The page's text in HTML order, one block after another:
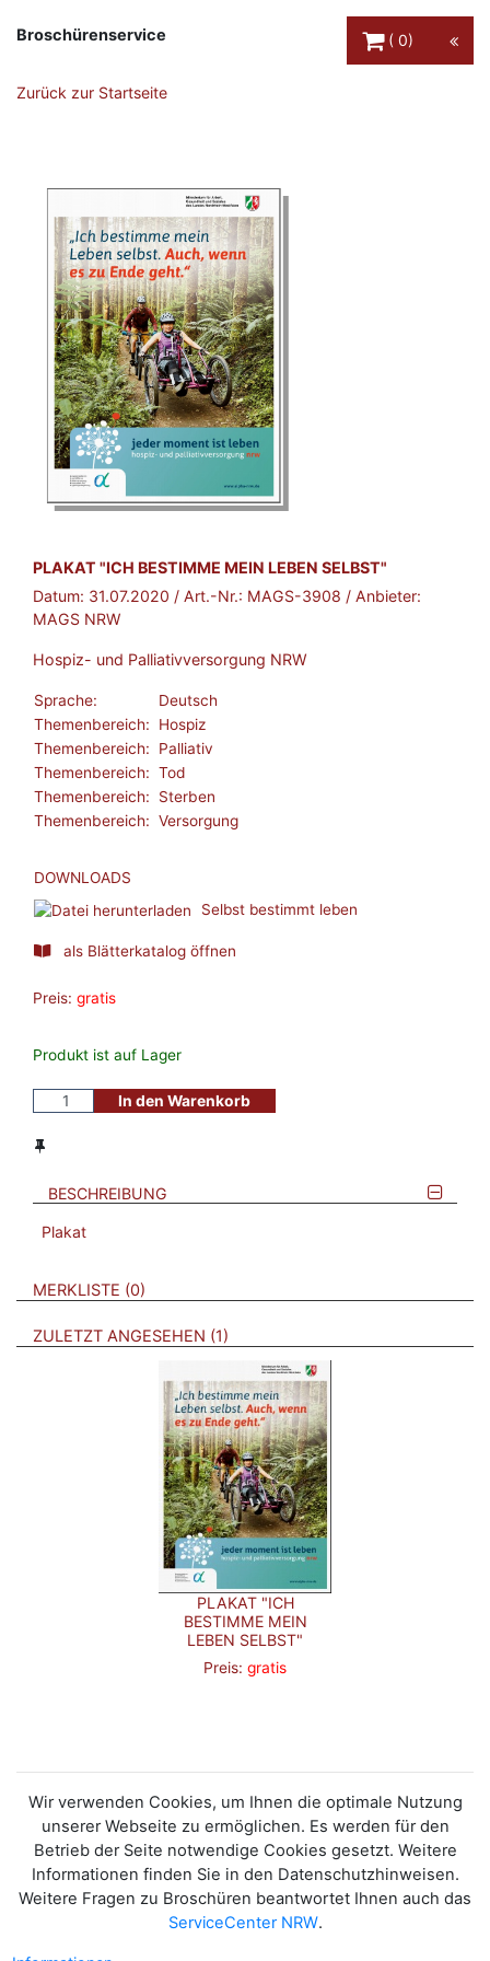
Broschürenservice
0
Zurück zur Startseite
BROSCHÜRE:
PLAKAT "ICH BESTIMME MEIN LEBEN SELBST"
Datum: 31.07.2020 / Art.-Nr.: MAGS-3908 / Anbieter:
MAGS NRW
Hospiz- und Palliativversorgung NRW
Sprache:
Deutsch
Themenbereich:
Hospiz
Themenbereich:
Palliativ
Themenbereich: Tod
Themenbereich:
Sterben
Themenbereich: Versorgung
DOWNLOADS
Selbst bestimmt leben
als Blätterkatalog öffnen
Preis: gratis
Produkt ist auf Lager
In den Warenkorb
BESCHREIBUNG
Plakat
VERWEISE AUF VERMERKTE- ODER ZULETZT ANGESEHENE
MERKLISTE 0 BROSCHÜREN
ZULETZT ANGESEHEN 1 BROSCHÜREN
PLAKAT "ICH
BESTIMME MEIN
LEBEN SELBST"
Preis: gratis
Wir verwenden Cookies, um Ihnen die optimale Nutzung
unserer Webseite zu ermöglichen. Es werden für den
Betrieb der Seite notwendige Cookies gesetzt. Weitere
Informationen finden Sie in den Datenschutzhinweisen.
Weitere Fragen zu Broschüren beantwortet Ihnen auch das
ServiceCenter NRW.